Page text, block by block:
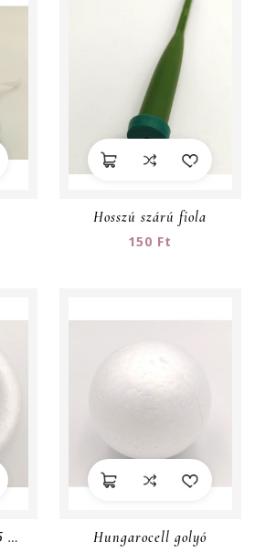
Hosszú szárú fiola
150 Ft
Hungarocell alap, 15 cm Hungarocell golyó